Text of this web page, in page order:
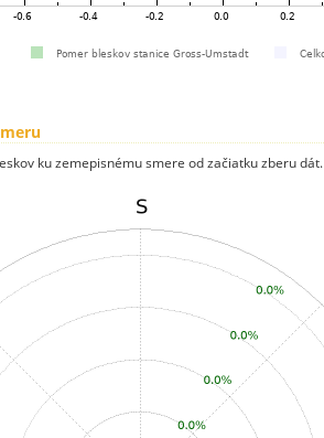
ku zemepisnému smere od začiatku zberu dát.